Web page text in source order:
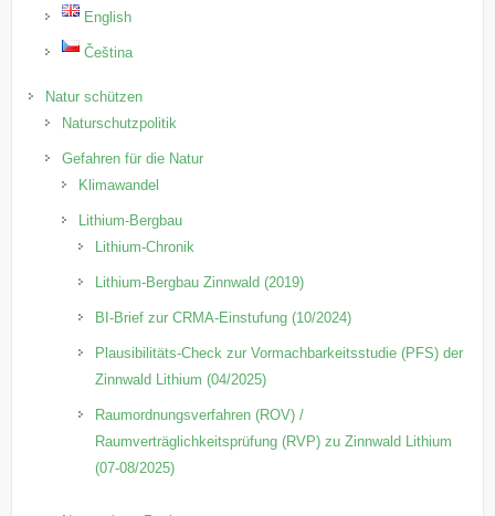
English
Čeština
Natur schützen
Naturschutzpolitik
Gefahren für die Natur
Klimawandel
Lithium-Bergbau
Lithium-Chronik
Lithium-Bergbau Zinnwald (2019)
BI-Brief zur CRMA-Einstufung (10/2024)
Plausibilitäts-Check zur Vormachbarkeitsstudie (PFS) der
Zinnwald Lithium (04/2025)
Raumordnungsverfahren (ROV) /
Raumverträglichkeitsprüfung (RVP) zu Zinnwald Lithium
(07-08/2025)